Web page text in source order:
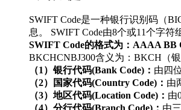
SWIFT Code是一种银行识别码（
息。 SWIFT Code由8个或11个字
SWIFT Code的格式为：AAAA BB
BKCHCNBJ300含义为：BKCH（
（1）银行代码(Bank Code)： 由四
（2）国家代码(Country Code)： 由
（3）地区代码(Location Code)： 由